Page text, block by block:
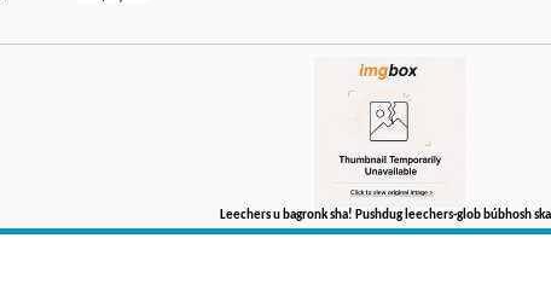
Leechers u bagronk sha! Pushdug leechers-glob búbhosh